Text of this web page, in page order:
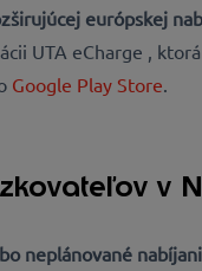
európskej
UTA eCharge
,
Google Play Store
v
neplánované